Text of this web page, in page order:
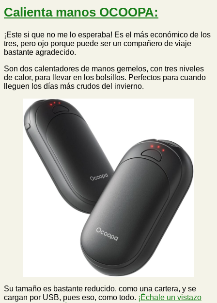
Calienta manos OCOOPA:
¡Este si que no me lo esperaba! Es el más económico de los
tres, pero ojo porque puede ser un compañero de viaje
bastante agradecido.
Son dos calentadores de manos gemelos, con tres niveles
de calor, para llevar en los bolsillos. Perfectos para cuando
lleguen los días más crudos del invierno.
Su tamaño es bastante reducido, como una cartera, y se
cargan por USB, pues eso, como todo. ¡Échale un vistazo